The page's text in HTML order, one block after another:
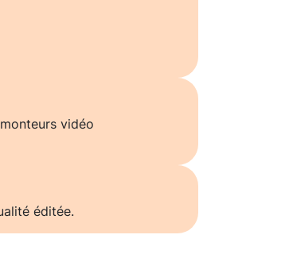
vidéo
éditée.